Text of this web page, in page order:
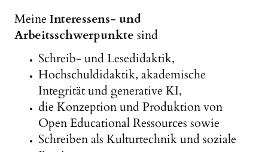
Meine Interessens- und
Arbeitsschwerpunkte sind
Schreib- und Lesedidaktik,
Hochschuldidaktik, akademische
Integrität und generative KI,
die Konzeption und Produktion von
Open Educational Ressources sowie
Schreiben als Kulturtechnik und soziale